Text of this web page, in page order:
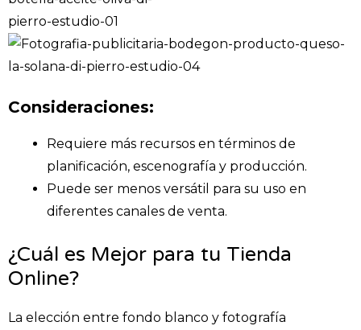
Consideraciones:
Requiere más recursos en términos de
planificación, escenografía y producción.​
Puede ser menos versátil para su uso en
diferentes canales de venta.​
¿Cuál es Mejor para tu Tienda
Online?
La elección entre fondo blanco y fotografía